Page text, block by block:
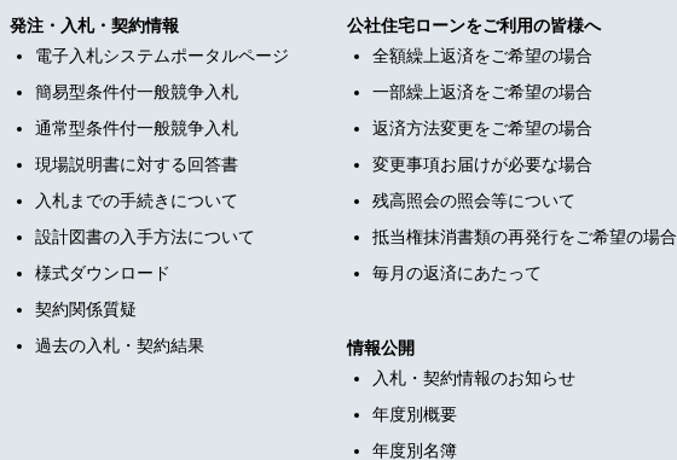
発注・入札・契約情報
電子入札システムポータルページ
簡易型条件付一般競争入札
通常型条件付一般競争入札
現場説明書に対する回答書
入札までの手続きについて
設計図書の入手方法について
様式ダウンロード
契約関係質疑
過去の入札・契約結果
公社住宅ローンをご利用の皆様へ
全額繰上返済をご希望の場合
一部繰上返済をご希望の場合
返済方法変更をご希望の場合
変更事項お届けが必要な場合
残高照会の照会等について
抵当権抹消書類の再発行をご希望の場合
毎月の返済にあたって
情報公開
入札・契約情報のお知らせ
年度別概要
年度別名簿